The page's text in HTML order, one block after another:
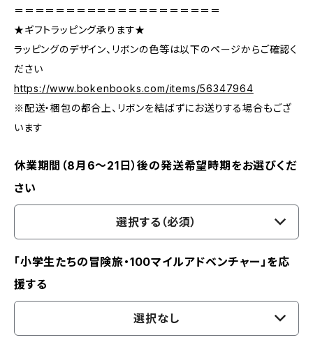
＝＝＝＝＝＝＝＝＝＝＝＝＝＝＝＝＝＝＝＝
★ギフトラッピング承ります★
ラッピングのデザイン、リボンの色等は以下のページからご確認く
ださい
https://www.bokenbooks.com/items/56347964
※配送・梱包の都合上、リボンを結ばずにお送りする場合もござ
います
休業期間（8月6〜21日）後の発送希望時期をお選びくだ
さい
選択する（必須）
「小学生たちの冒険旅・100マイルアドベンチャー」を応
援する
選択なし